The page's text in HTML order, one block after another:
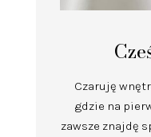
Czaruję
gdzie na
zawsze znajdę